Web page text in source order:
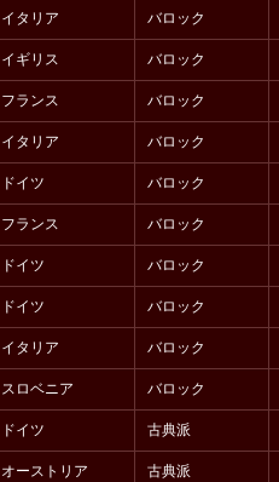
イタリア バロック
イギリス バロック
フランス バロック
イタリア バロック
ドイツ バロック
フランス バロック
ドイツ バロック
ドイツ バロック
イタリア バロック
スロベニア バロック
ドイツ 古典派
オーストリア 古典派